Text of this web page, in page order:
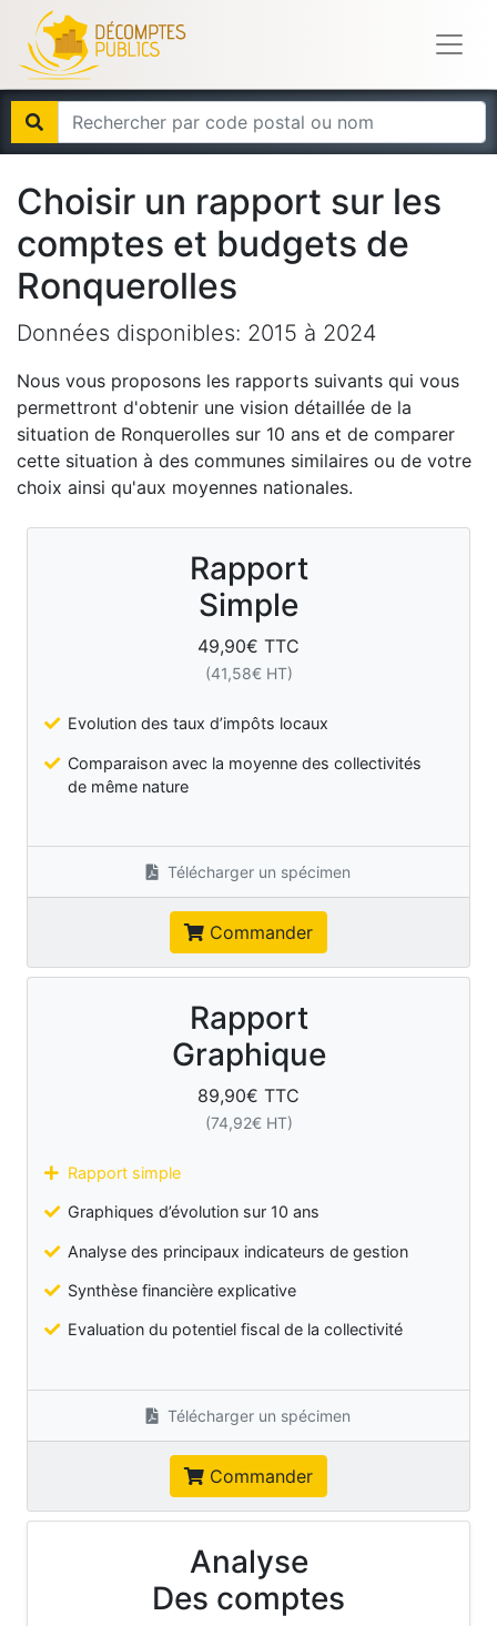
Choisir un rapport sur les
comptes et budgets de
Ronquerolles
Données disponibles: 2015 à 2024
Nous vous proposons les rapports suivants qui vous
permettront d'obtenir une vision détaillée de la
situation de Ronquerolles sur 10 ans et de comparer
cette situation à des communes similaires ou de votre
choix ainsi qu'aux moyennes nationales.
Rapport
Simple
49,90€ TTC
(41,58€ HT)
Evolution des taux d’impôts locaux
Comparaison avec la moyenne des collectivités
de même nature
Télécharger un spécimen
Commander
Rapport
Graphique
89,90€ TTC
(74,92€ HT)
Rapport simple
Graphiques d’évolution sur 10 ans
Analyse des principaux indicateurs de gestion
Synthèse financière explicative
Evaluation du potentiel fiscal de la collectivité
Télécharger un spécimen
Commander
Analyse
Des comptes